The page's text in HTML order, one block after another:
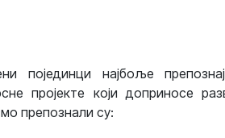
појединци најбоље
пројекте који доприносе
препознали су: